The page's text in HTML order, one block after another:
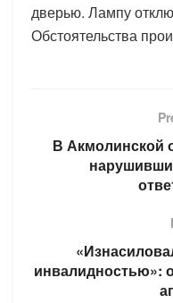
дверью. Лампу
Обстоятельства
В Акмолинской
инвалидностью»: